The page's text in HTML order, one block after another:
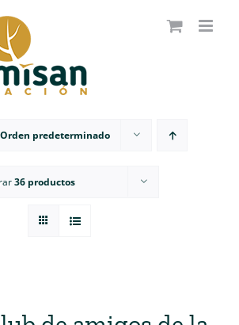
Orden predeterminado
36 productos